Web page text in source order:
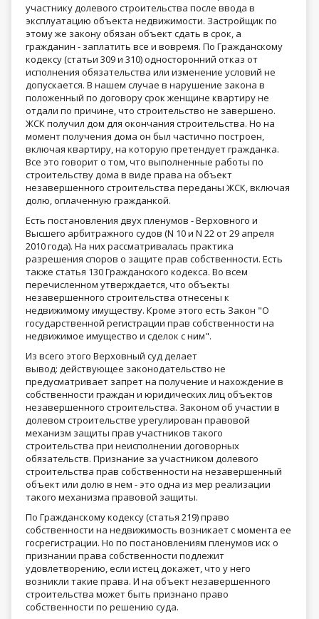
участнику долевого строительства после ввода в
эксплуатацию объекта недвижимости. Застройщик по
этому же закону обязан объект сдать в срок, а
гражданин - заплатить все и вовремя. По Гражданскому
кодексу (статьи 309 и 310) односторонний отказ от
исполнения обязательства или изменение условий не
допускается. В нашем случае в нарушение закона в
положенный по договору срок женщине квартиру не
отдали по причине, что строительство не завершено.
ЖСК получил дом для окончания строительства. Но на
момент получения дома он был частично построен,
включая квартиру, на которую претендует гражданка.
Все это говорит о том, что выполненные работы по
строительству дома в виде права на объект
незавершенного строительства переданы ЖСК, включая
долю, оплаченную гражданкой.
Есть постановления двух пленумов - Верховного и
Высшего арбитражного судов (N 10 и N 22 от 29 апреля
2010 года). На них рассматривалась практика
разрешения споров о защите прав собственности. Есть
также статья 130 Гражданского кодекса. Во всем
перечисленном утверждается, что объекты
незавершенного строительства отнесены к
недвижимому имуществу. Кроме этого есть Закон "О
государственной регистрации прав собственности на
недвижимое имущество и сделок с ним".
Из всего этого Верховный суд делает
вывод: действующее законодательство не
предусматривает запрет на получение и нахождение в
собственности граждан и юридических лиц объектов
незавершенного строительства. Законом об участии в
долевом строительстве урегулирован правовой
механизм защиты прав участников такого
строительства при неисполнении договорных
обязательств. Признание за участником долевого
строительства прав собственности на незавершенный
объект или долю в нем - это одна из мер реализации
такого механизма правовой защиты.
По Гражданскому кодексу (статья 219) право
собственности на недвижимость возникает с момента ее
госрегистрации. Но по постановлениям пленумов иск о
признании права собственности подлежит
удовлетворению, если истец докажет, что у него
возникли такие права. И на объект незавершенного
строительства может быть признано право
собственности по решению суда.